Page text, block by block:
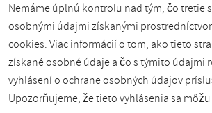
Nemáme úplnú kontrolu nad tým, čo tretie
osobnými údajmi získanými
cookies. Viac informácií o tom, ako tieto
získané osobné údaje a čo s týmito údajmi
vyhlásení o ochrane osobných údajov
Upozorňujeme, že tieto vyhlásenia sa